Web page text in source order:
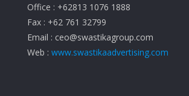
Office : +62813 1076 1888
Fax : +62 761 32799
Email : ceo@swastikagroup.com
Web : www.swastikaadvertising.com